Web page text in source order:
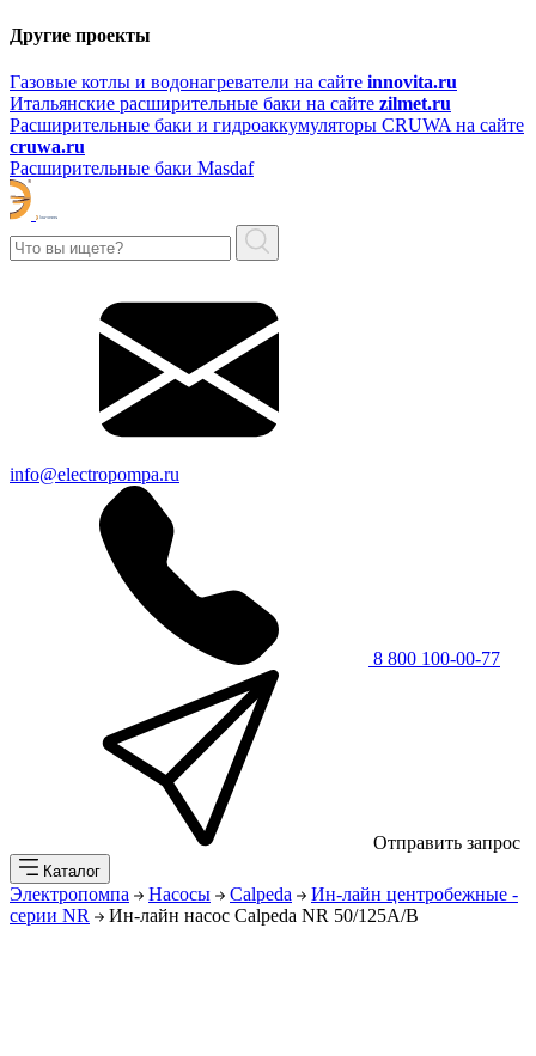
Другие проекты
Газовые котлы и водонагреватели на сайте innovita.ru
Итальянские расширительные баки на сайте zilmet.ru
Расширительные баки и гидроаккумуляторы CRUWA на сайте
cruwa.ru
Расширительные баки Masdaf
info@electropompa.ru
8 800 100-00-77
Отправить запрос
Каталог
Электропомпа Насосы Calpeda
Ин-лайн центробежные -
серии NR
Ин-лайн насос Calpeda NR 50/125A/B